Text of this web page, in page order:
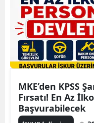
MKE’den KPSS
Fırsatı! En Az
Başvurabilecek